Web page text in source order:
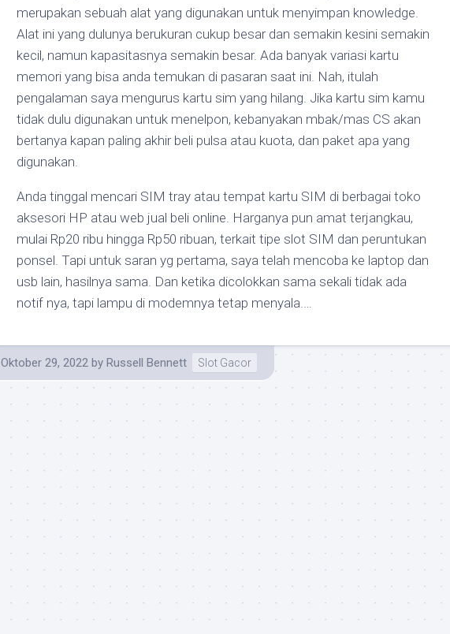
merupakan sebuah alat yang digunakan untuk menyimpan knowledge.
Alat ini yang dulunya berukuran cukup besar dan semakin kesini semakin
kecil, namun kapasitasnya semakin besar. Ada banyak variasi kartu
memori yang bisa anda temukan di pasaran saat ini. Nah, itulah
pengalaman saya mengurus kartu sim yang hilang. Jika kartu sim kamu
tidak dulu digunakan untuk menelpon, kebanyakan mbak/mas CS akan
bertanya kapan paling akhir beli pulsa atau kuota, dan paket apa yang
digunakan.
Anda tinggal mencari SIM tray atau tempat kartu SIM di berbagai toko
aksesori HP atau web jual beli online. Harganya pun amat terjangkau,
mulai Rp20 ribu hingga Rp50 ribuan, terkait tipe slot SIM dan peruntukan
ponsel. Tapi untuk saran yg pertama, saya telah mencoba ke laptop dan
usb lain, hasilnya sama. Dan ketika dicolokkan sama sekali tidak ada
notif nya, tapi lampu di modemnya tetap menyala.…
Oktober 29, 2022 by Russell Bennett Slot Gacor